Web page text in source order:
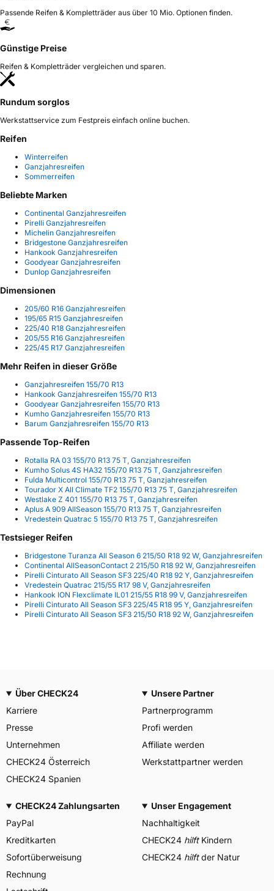
Passende Reifen & Kompletträder aus über 10 Mio. Optionen finden.
Günstige Preise
Reifen & Kompletträder vergleichen und sparen.
Rundum sorglos
Werkstattservice zum Festpreis einfach online buchen.
Reifen
Winterreifen
Ganzjahresreifen
Sommerreifen
Beliebte Marken
Continental Ganzjahresreifen
Pirelli Ganzjahresreifen
Michelin Ganzjahresreifen
Bridgestone Ganzjahresreifen
Hankook Ganzjahresreifen
Goodyear Ganzjahresreifen
Dunlop Ganzjahresreifen
Dimensionen
205/60 R16 Ganzjahresreifen
195/65 R15 Ganzjahresreifen
225/40 R18 Ganzjahresreifen
205/55 R16 Ganzjahresreifen
225/45 R17 Ganzjahresreifen
Mehr Reifen in dieser Größe
Ganzjahresreifen 155/70 R13
Hankook Ganzjahresreifen 155/70 R13
Goodyear Ganzjahresreifen 155/70 R13
Kumho Ganzjahresreifen 155/70 R13
Barum Ganzjahresreifen 155/70 R13
Passende Top-Reifen
Rotalla RA 03 155/70 R13 75 T, Ganzjahresreifen
Kumho Solus 4S HA32 155/70 R13 75 T, Ganzjahresreifen
Fulda Multicontrol 155/70 R13 75 T, Ganzjahresreifen
Tourador X All Climate TF2 155/70 R13 75 T, Ganzjahresreifen
Westlake Z 401 155/70 R13 75 T, Ganzjahresreifen
Aplus A 909 AllSeason 155/70 R13 75 T, Ganzjahresreifen
Vredestein Quatrac 5 155/70 R13 75 T, Ganzjahresreifen
Testsieger Reifen
Bridgestone Turanza All Season 6 215/50 R18 92 W, Ganzjahresreifen
Continental AllSeasonContact 2 215/50 R18 92 W, Ganzjahresreifen
Pirelli Cinturato All Season SF3 225/40 R18 92 Y, Ganzjahresreifen
Vredestein Quatrac 215/55 R17 98 V, Ganzjahresreifen
Hankook ION Flexclimate IL01 215/55 R18 99 V, Ganzjahresreifen
Pirelli Cinturato All Season SF3 225/45 R18 95 Y, Ganzjahresreifen
Pirelli Cinturato All Season SF3 215/50 R18 92 W, Ganzjahresreifen
Über CHECK24
Karriere
Presse
Unternehmen
CHECK24 Österreich
CHECK24 Spanien
Unsere Partner
Partnerprogramm
Profi werden
Affiliate werden
Werkstattpartner werden
CHECK24 Zahlungsarten
PayPal
Kreditkarten
Sofortüberweisung
Rechnung
Unser Engagement
Nachhaltigkeit
CHECK24 hilftKindern
CHECK24 hilftder Natur